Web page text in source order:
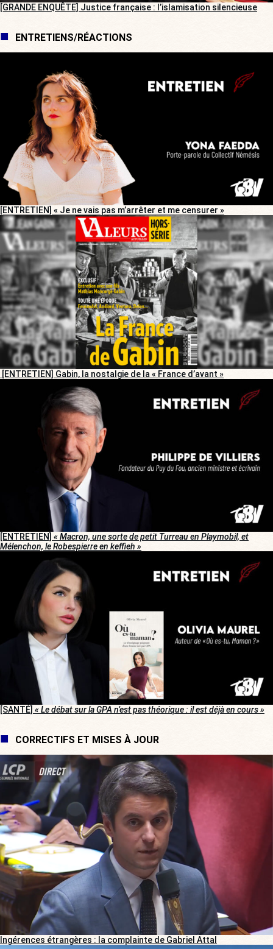
[GRANDE ENQUÊTE] Justice française : l’islamisation silencieuse
ENTRETIENS/RÉACTIONS
[ENTRETIEN] « Je ne vais pas m’arrêter et me censurer »
[ENTRETIEN] Gabin, la nostalgie de la « France d’avant »
[ENTRETIEN] « Macron, une sorte de petit Turreau en Playmobil, et
Mélenchon, le Robespierre en keffieh »
[SANTÉ] « Le débat sur la GPA n’est pas théorique : il est déjà en cours »
CORRECTIFS ET MISES À JOUR
Ingérences étrangères : la complainte de Gabriel Attal